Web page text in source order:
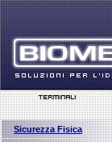
Sicurezza Fisica